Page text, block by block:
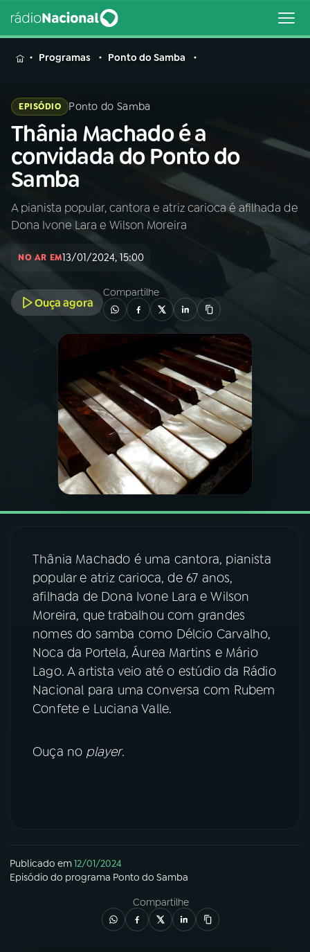
MENU
Buscar
na
Rádio
Nacional
Buscar
AO VIVO
INÍCIO
A RÁDIO
PROGRAMAÇÃO
PROGRAMAS
PODCASTS
VIDEOCASTS
FESTIVAL DE MÚSICA
ACOMPANHE A RÁDIO NACIONAL
YouTube Facebook
Instagram
TikTok
Programas Ponto do Samba
EPISÓDIO Ponto do Samba
Thânia Machado é a
convidada do Ponto do
Samba
A pianista popular, cantora e atriz carioca é afilhada de
Dona Ivone Lara e Wilson Moreira
NO AR EM13/01/2024, 15:00
Ouça agora
Compartilhe
Thânia Machado é uma cantora, pianista
popular e atriz carioca, de 67 anos,
afilhada de Dona Ivone Lara e Wilson
Moreira, que trabalhou com grandes
nomes do samba como Délcio Carvalho,
Noca da Portela, Áurea Martins e Mário
Lago. A artista veio até o estúdio da Rádio
Nacional para uma conversa com Rubem
Confete e Luciana Valle.
Ouça no player.
Publicado em12/01/2024
Episódio do programa Ponto do Samba
Compartilhe